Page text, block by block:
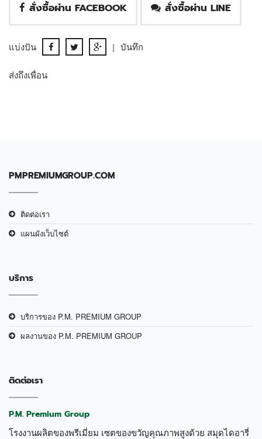
สั่งซื้อผ่าน FACEBOOK สั่งซื้อผ่าน LINE
แบ่งปัน | บันทึก
ส่งถึงเพื่อน
PMPREMIUMGROUP.COM
ติดต่อเรา
แผนผังเว็บไซต์
บริการ
บริการของ P.M. PREMIUM GROUP
ผลงานของ P.M. PREMIUM GROUP
ติดต่อเรา
P.M. Premium Group
โรงงานผลิตของพรีเมี่ยม เซตของขวัญคุณภาพสูงด้วย สมุดไดอารี่